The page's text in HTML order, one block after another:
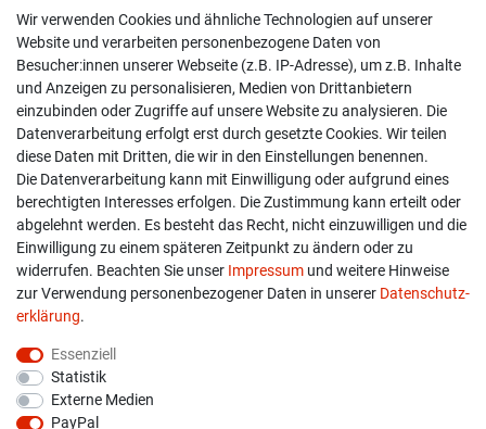
Shop
Kontakt
Versand & Zahlung
Widerrufs­recht
Widerruf erklären
info@overdrive-racing.de
05662 / 8878939
Overdrive-Racing
Frankenstr. 9
34587 Felsberg-Gensungen
Wir verwenden Cookies und ähnliche Technologien auf unserer
Website und verarbeiten personenbezogene Daten von
Besucher:innen unserer Webseite (z.B. IP-Adresse), um z.B. Inhalte
und Anzeigen zu personalisieren, Medien von Drittanbietern
einzubinden oder Zugriffe auf unsere Website zu analysieren. Die
Datenverarbeitung erfolgt erst durch gesetzte Cookies. Wir teilen
diese Daten mit Dritten, die wir in den Einstellungen benennen.
Die Datenverarbeitung kann mit Einwilligung oder aufgrund eines
berechtigten Interesses erfolgen. Die Zustimmung kann erteilt oder
abgelehnt werden. Es besteht das Recht, nicht einzuwilligen und die
Einwilligung zu einem späteren Zeitpunkt zu ändern oder zu
widerrufen. Beachten Sie unser Impressum und weitere Hinweise
zur Verwendung personenbezogener Daten in unserer Daten­schutz­
erklärung.
Essenziell
Statistik
Externe Medien
PayPal